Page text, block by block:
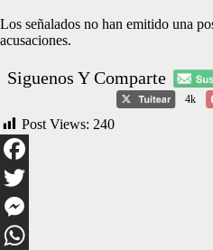
Los señalados no han emitido una
acusaciones.
Siguenos Y Comparte
4k
Post Views: 240
Facebook
Twitter
Messenger